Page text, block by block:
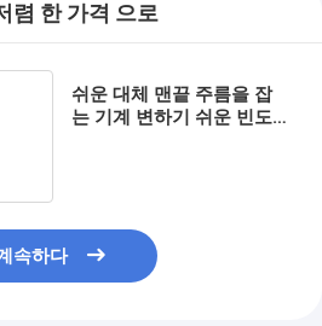
렴 한 가격 으로
쉬운 대체 맨끝 주름을 잡
는 기계 변하기 쉬운 빈도
속하다